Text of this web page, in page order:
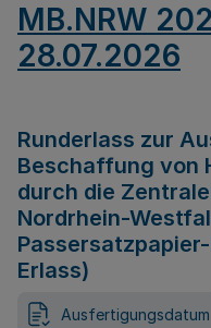
MB.NRW
28.07.2026
Runderlass zur
Beschaffung von
durch die
Nordrhein-
Erlass)
Ausfertigungsdatum